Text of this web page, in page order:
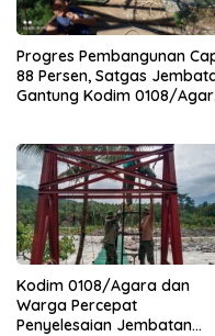
Progres Pembangunan
88 Persen, Satgas
Gantung Kodim 0108/
Kodim 0108/Agara dan
Warga Percepat
Penyelesaian Jembatan